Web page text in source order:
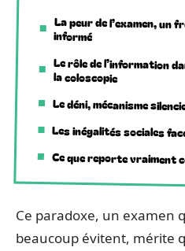
La peur de l’examen, un
informé
Le rôle de l’information
la coloscopie
Le déni, mécanisme
Les inégalités sociales
Ce que reporte vraiment
Ce paradoxe, un examen
beaucoup évitent, mérite